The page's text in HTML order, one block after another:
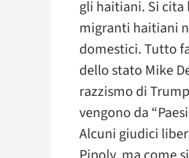
gli haitiani. Si cita
migranti haitiani
domestici. Tutto
dello stato Mike
razzismo di
vengono da
Alcuni giudici